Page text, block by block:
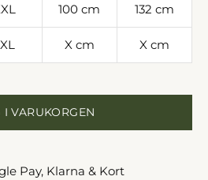
100 cm 132 cm
X cm
X cm
I VARUKORGEN
Pay, Klarna & Kort